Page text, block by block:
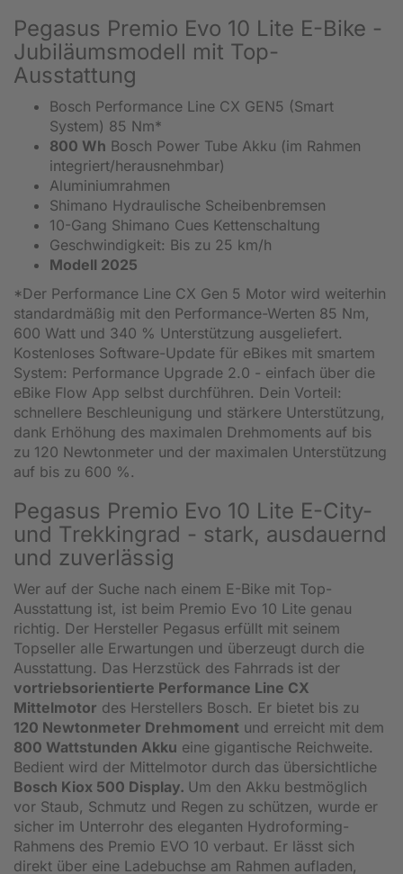
Pegasus Premio Evo 10 Lite E-Bike -
Jubiläumsmodell mit Top-
Ausstattung
Bosch Performance Line CX GEN5 (Smart
System) 85 Nm*
800 Wh Bosch Power Tube Akku (im Rahmen
integriert/herausnehmbar)
Aluminiumrahmen
Shimano Hydraulische Scheibenbremsen
10-Gang Shimano Cues Kettenschaltung
Geschwindigkeit: Bis zu 25 km/h
Modell 2025
*Der Performance Line CX Gen 5 Motor wird weiterhin
standardmäßig mit den Performance-Werten 85 Nm,
600 Watt und 340 % Unterstützung ausgeliefert.
Kostenloses Software-Update für eBikes mit smartem
System: Performance Upgrade 2.0 - einfach über die
eBike Flow App selbst durchführen. Dein Vorteil:
schnellere Beschleunigung und stärkere Unterstützung,
dank Erhöhung des maximalen Drehmoments auf bis
zu 120 Newtonmeter und der maximalen Unterstützung
auf bis zu 600 %.
Pegasus Premio Evo 10 Lite E-City-
und Trekkingrad - stark, ausdauernd
und zuverlässig
Wer auf der Suche nach einem E-Bike mit Top-
Ausstattung ist, ist beim Premio Evo 10 Lite genau
richtig. Der Hersteller Pegasus erfüllt mit seinem
Topseller alle Erwartungen und überzeugt durch die
Ausstattung. Das Herzstück des Fahrrads ist der
vortriebsorientierte Performance Line CX
Mittelmotor des Herstellers Bosch. Er bietet bis zu
120 Newtonmeter Drehmoment und erreicht mit dem
800 Wattstunden Akku eine gigantische Reichweite.
Bedient wird der Mittelmotor durch das übersichtliche
Bosch Kiox 500 Display. Um den Akku bestmöglich
vor Staub, Schmutz und Regen zu schützen, wurde er
sicher im Unterrohr des eleganten Hydroforming-
Rahmens des Premio EVO 10 verbaut. Er lässt sich
direkt über eine Ladebuchse am Rahmen aufladen,